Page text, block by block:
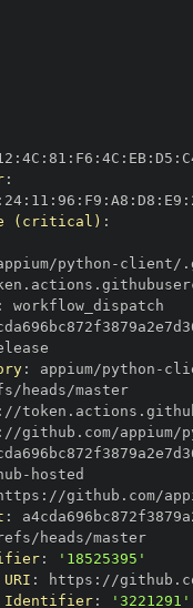
: 4C : 81 : F6 : 4C : EB: D5 :
:
: 24: 11 : 96 : F9 : A8 : D8 : E9 :
(critical) :
python -
: appium/python -
refs/heads/master
:
: //github.com/appium/
-
: //github.com/
:
refs/heads/master
:
'18525395'
: https :
Identifier: '3221291'